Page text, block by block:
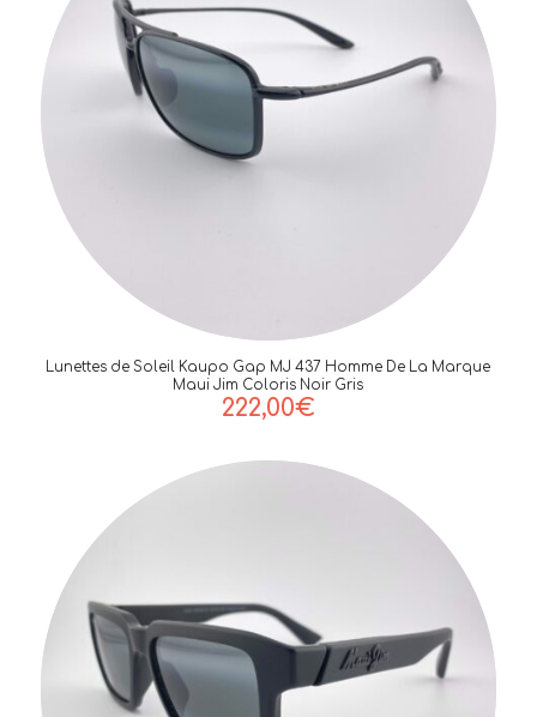
Lunettes de Soleil Kaupo Gap MJ 437 Homme De La Marque
Maui Jim Coloris Noir Gris
222,00€